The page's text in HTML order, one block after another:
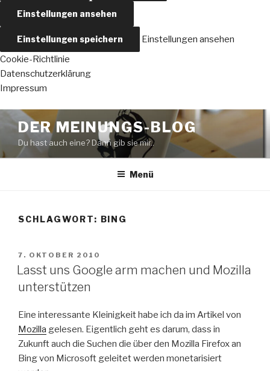
Einstellungen ansehen
Einstellungen speichern
Einstellungen ansehen
Cookie-Richtlinie
Datenschutzerklärung
Impressum
Zum
Inhalt
springen
DER MEINUNGS-BLOG
Du hast auch eine? Dann gib sie mir..
Menü
SCHLAGWORT: BING
VERÖFFENTLICHT
AM
7. OKTOBER 2010
Lasst uns Google arm machen und Mozilla
unterstützen
Eine interessante Kleinigkeit habe ich da im Artikel von
Mozilla gelesen. Eigentlich geht es darum, dass in
Zukunft auch die Suchen die über den Mozilla Firefox an
Bing von Microsoft geleitet werden monetarisiert